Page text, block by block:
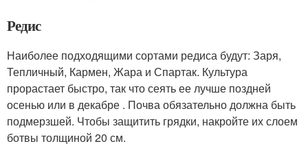
Редис
Наиболее подходящими сортами редиса будут: Заря,
Тепличный, Кармен, Жара и Спартак. Культура
прорастает быстро, так что сеять ее лучше поздней
осенью или в декабре . Почва обязательно должна быть
подмерзшей. Чтобы защитить грядки, накройте их слоем
ботвы толщиной 20 см.